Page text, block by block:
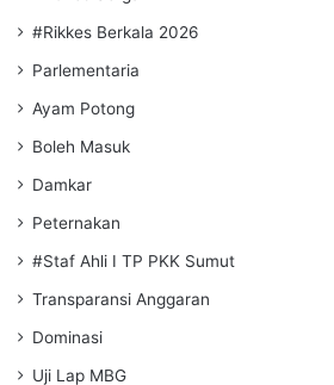
#Rikkes Berkala 2026
Parlementaria
Ayam Potong
Boleh Masuk
Damkar
Peternakan
#Staf Ahli I TP PKK Sumut
Transparansi Anggaran
Dominasi
Uji Lap MBG